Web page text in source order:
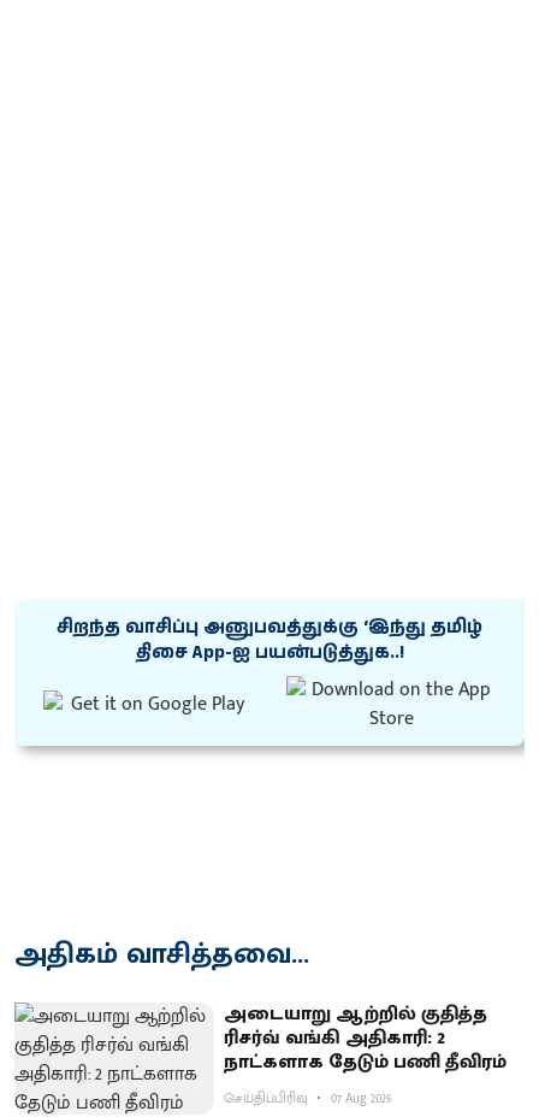
சிறந்த வாசிப்பு அனுபவத்துக்கு ‘இந்து தமிழ்
திசை App-ஐ பயன்படுத்துக..!
அதிகம் வாசித்தவை...
அடையாறு ஆற்றில் குதித்த
ரிசர்வ் வங்கி அதிகாரி: 2
நாட்களாக தேடும் பணி தீவிரம்
செய்திப்பிரிவு 07 Aug 2026